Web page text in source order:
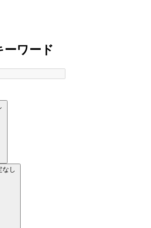
ーワード
なし